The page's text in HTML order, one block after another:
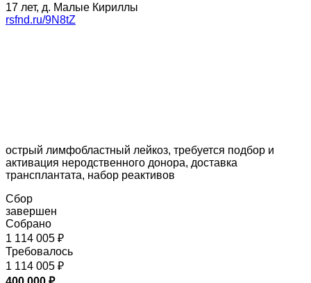
17 лет, д. Малые Кириллы
rsfnd.ru/9N8tZ
острый лимфобластный лейкоз, требуется подбор и
активация неродственного донора, доставка
трансплантата, набор реактивов
Сбор
завершен
Собрано
1 114 005 ₽
Требовалось
1 114 005 ₽